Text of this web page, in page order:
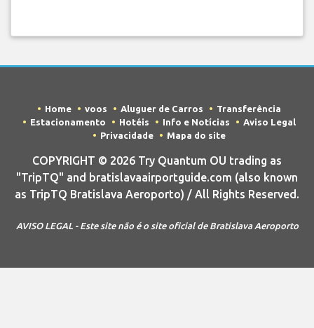
Home voos Aluguer de Carros
Transferência
Estacionamento
Hotéis Info e Notícias
Aviso Legal
Privacidade
Mapa do site
COPYRIGHT © 2026 Try Quantum OU trading as
"TripTQ" and bratislavaairportguide.com (also known
as TripTQ Bratislava Aeroporto) / All Rights Reserved.
AVISO LEGAL - Este site não é o site oficial de Bratislava Aeroporto